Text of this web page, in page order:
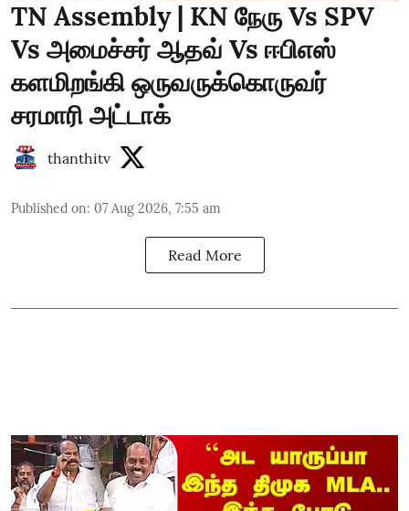
TN Assembly | KN நேரு Vs SPV
Vs அமைச்சர் ஆதவ் Vs ஈபிஎஸ்
களமிறங்கி ஒருவருக்கொருவர்
சரமாரி அட்டாக்
thanthitv
Published on: 07 Aug 2026, 7:55 am
Read More